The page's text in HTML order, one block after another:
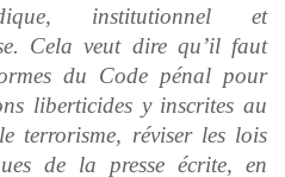
institutionnel et
Cela veut dire qu’il faut
du Code pénal pour
liberticides y inscrites au
terrorisme, réviser les lois
de la presse écrite, en